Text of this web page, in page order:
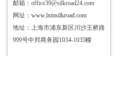
邮箱：office39@silkroad24.com
网址： www.lxmsilkroad.com
地址：上海市浦东新区川沙王桥路
999号中邦商务园1034-1035幢